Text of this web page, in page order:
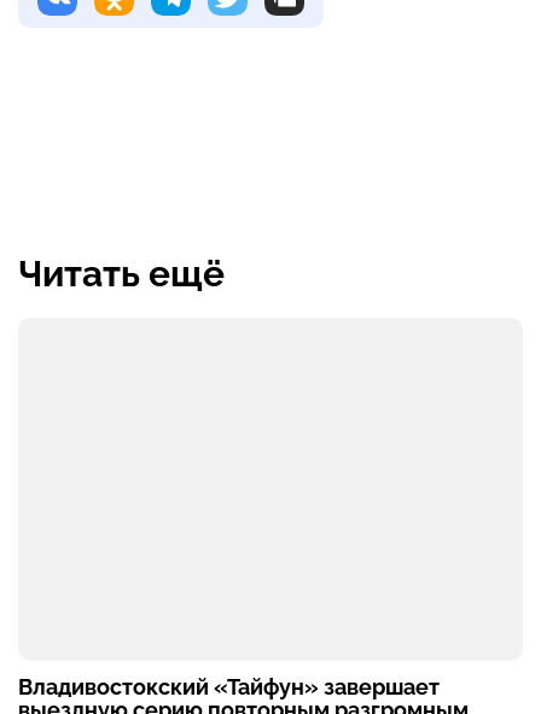
Читать ещё
Владивостокский «Тайфун» завершает